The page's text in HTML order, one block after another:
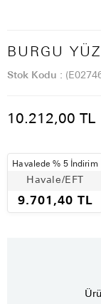
BURGU
Stok Kodu
10.212,00 TL
Havalede % 5 İndirim
Havale/EFT
9.701,40 TL